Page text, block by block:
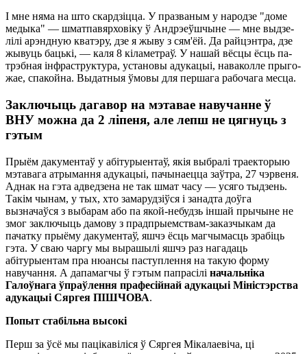
І мне ня­ма на што скар­дзіц­ца. У пра­зва­ным у на­ро­дзе "до­ме
ме­ды­ка" — шмат­па­вяр­хо­ві­ку ў Анд­рэ­еў­шчы­не — мне вы­дзе­
лі­лі арэнд­ную ква­тэ­ру, дзе я жы­ву з сям'­ёй. Да рай­цэнт­ра, дзе
жы­вуць баць­кі, — ка­ля 8 кі­ла­мет­раў. У на­шай вёс­цы ёсць па­
трэб­ная інф­ра­струк­ту­ра, уста­но­вы аду­ка­цыі, на­ва­кол­ле пры­го­
жае, спа­кой­на. Вы­дат­ныя ўмо­вы для пер­ша­га ра­бо­ча­га мес­ца.
Заключыць дагавор на мэтавае навучанне ў
ВНУ можна да 2 ліпеня, але лепш не цягнуць з
гэтым
Прыём дакументаў у абітурыентаў, якія выбралі траекторыю
мэтавага атрымання адукацыі, пачынаецца заўтра, 27 чэрвеня.
Аднак на гэта адведзена не так шмат часу — усяго тыдзень.
Такім чынам, у тых, хто замарудзіўся і занадта доўга
вызначаўся з выбарам або па якой-небудзь іншай прычыне не
змог заключыць дамову з прадпрыемствам-заказчыкам да
пачатку прыёму дакументаў, яшчэ ёсць магчымасць зрабіць
гэта. У сваю чаргу мы вырашылі яшчэ раз нагадаць
абітурыентам пра нюансы паступлення на такую форму
навучання. А дапамагчы ў гэтым папрасілі начальніка
Галоўнага ўпраўлення прафесійнай адукацыі Міністэрства
адукацыі Сяргея ПІШЧОВА.
Попыт стабільна высокі
Перш за ўсё мы пацікавіліся ў Сяргея Мікалаевіча, ці